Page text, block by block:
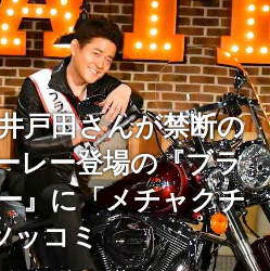
戸田さんが禁断の
ー登場の『ブラ
』に「メチャクチ
ッコミ